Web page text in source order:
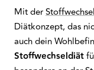
Mit der
Diätkonzept, das
auch dein
Stoffwechseldiät